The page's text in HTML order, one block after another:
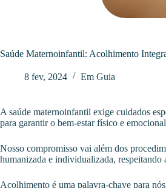
Saúde Maternoinfantil: Acolhimento
8 fev, 2024 Em Guia
A saúde maternoinfantil exige cuidados
para garantir o bem-estar físico e
Nosso compromisso vai além dos
humanizada e individualizada, respeitando
Acolhimento é uma palavra-chave para